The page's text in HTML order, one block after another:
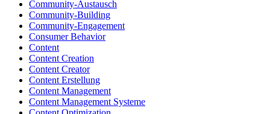
Community-Austausch
Community-Building
Community-Engagement
Consumer Behavior
Content
Content Creation
Content Creator
Content Erstellung
Content Management
Content Management Systeme